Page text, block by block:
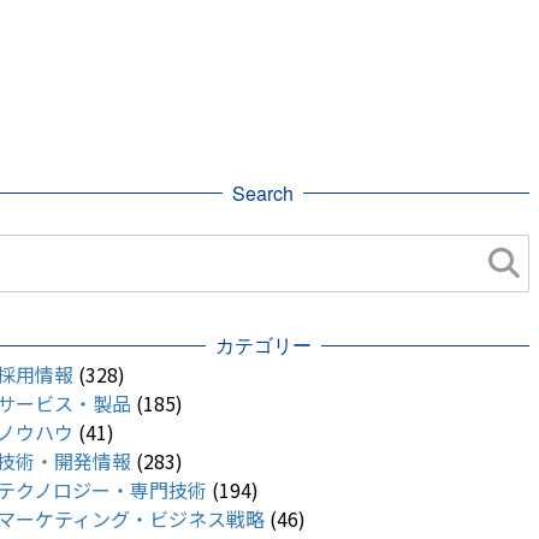
Search
カテゴリー
用情報 (328)
ービス・製品 (185)
ウハウ (41)
術・開発情報 (283)
クノロジー・専門技術 (194)
ーケティング・ビジネス戦略 (46)